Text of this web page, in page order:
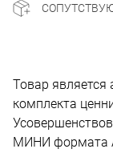
Товар является
комплекта
МИНИ формата